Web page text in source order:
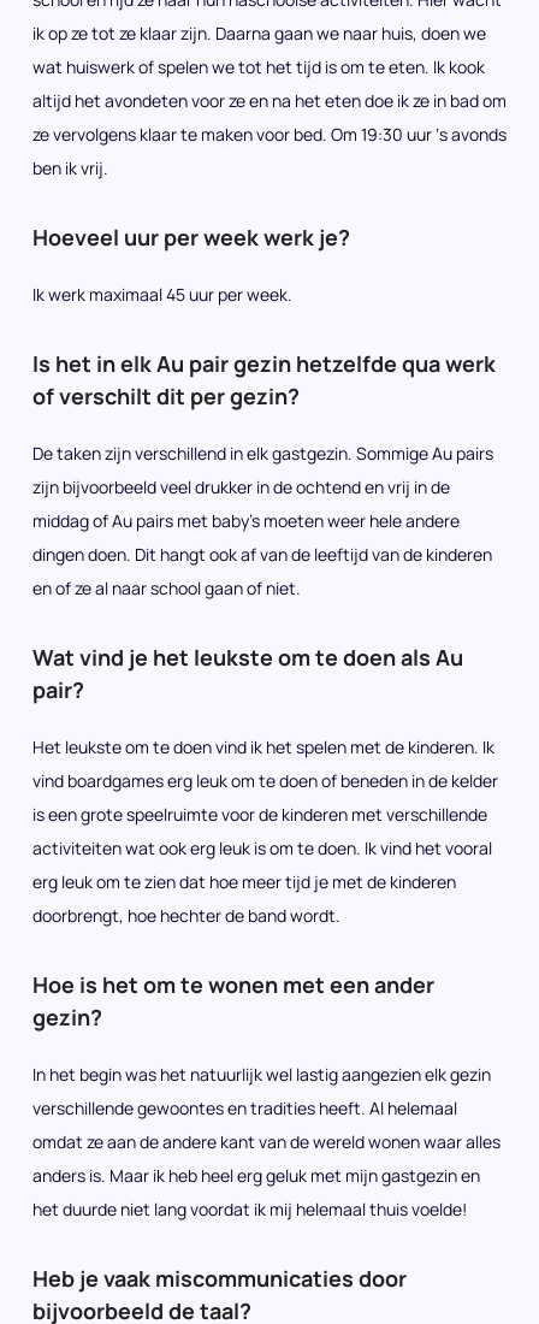
ik op ze tot ze klaar zijn. Daarna gaan we naar huis, doen we
wat huiswerk of spelen we tot het tijd is om te eten. Ik kook
altijd het avondeten voor ze en na het eten doe ik ze in bad om
ze vervolgens klaar te maken voor bed. Om 19:30 uur ‘s avonds
ben ik vrij.
Hoeveel uur per week werk je?
Ik werk maximaal 45 uur per week.
Is het in elk Au pair gezin hetzelfde qua werk
of verschilt dit per gezin?
De taken zijn verschillend in elk gastgezin. Sommige Au pairs
zijn bijvoorbeeld veel drukker in de ochtend en vrij in de
middag of Au pairs met baby’s moeten weer hele andere
dingen doen. Dit hangt ook af van de leeftijd van de kinderen
en of ze al naar school gaan of niet.
Wat vind je het leukste om te doen als Au
pair?
Het leukste om te doen vind ik het spelen met de kinderen. Ik
vind boardgames erg leuk om te doen of beneden in de kelder
is een grote speelruimte voor de kinderen met verschillende
activiteiten wat ook erg leuk is om te doen. Ik vind het vooral
erg leuk om te zien dat hoe meer tijd je met de kinderen
doorbrengt, hoe hechter de band wordt.
Hoe is het om te wonen met een ander
gezin?
In het begin was het natuurlijk wel lastig aangezien elk gezin
verschillende gewoontes en tradities heeft. Al helemaal
omdat ze aan de andere kant van de wereld wonen waar alles
anders is. Maar ik heb heel erg geluk met mijn gastgezin en
het duurde niet lang voordat ik mij helemaal thuis voelde!
Heb je vaak miscommunicaties door
bijvoorbeeld de taal?